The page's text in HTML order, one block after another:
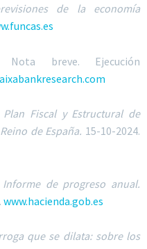
de la economía
breve. Ejecución
Plan Fiscal y Estructural de
de España. 15-10-2024.
Informe de progreso anual.
www.hacienda.gob.es
que se dilata: sobre los